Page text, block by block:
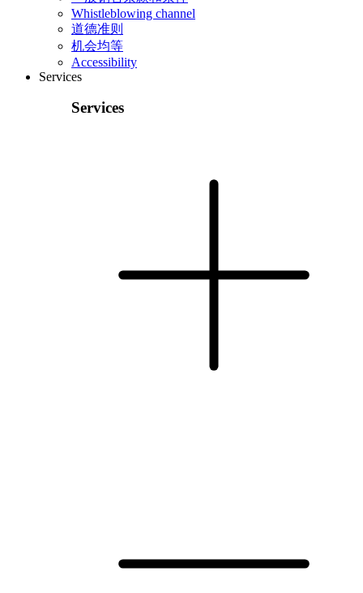
Whistleblowing channel
道德准则
机会均等
Accessibility
Services
Services